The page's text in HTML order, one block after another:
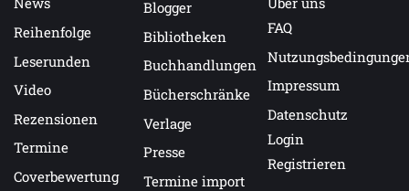
Reihenfolge
Leserunden
Video
Rezensionen
Termine
Coverbewertung
Blogger
Bibliotheken
Buchhandlungen
Bücherschränke
Verlage
Presse
Termine import
FAQ
Impressum
Datenschutz
Login
Registrieren